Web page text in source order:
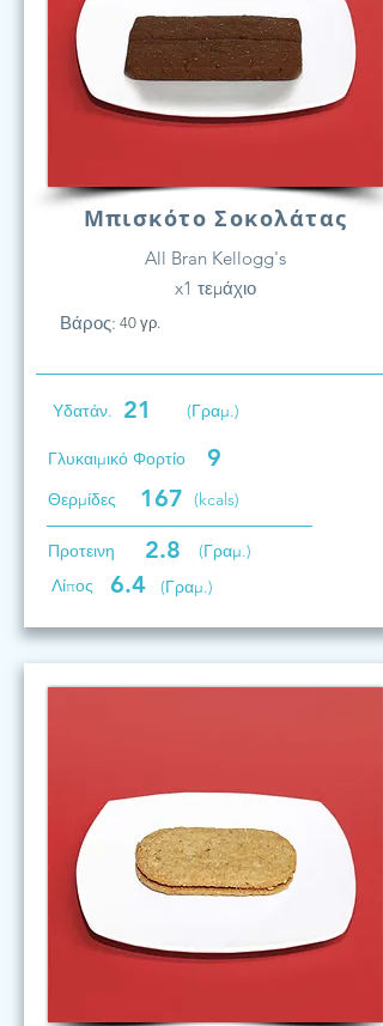
Μπισκότο Σοκολάτας
All Bran Kellogg's
x1 τεμάχιο
Βάρος: 40 γρ.
Υδατάν. 21 (Γραμ.)
Γλυκαιμικό Φορτίο 9
Θερμίδες 167 (kcals)
Προτεινη 2.8
(Γραμ.)
Λίπος
6.4 (Γραμ.)